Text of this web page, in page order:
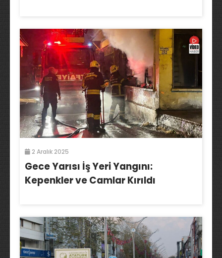
2 Aralık 2025
Gece Yarısı İş Yeri Yangını:
Kepenkler ve Camlar Kırıldı